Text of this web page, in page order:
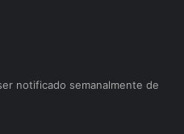
notificado semanalmente de